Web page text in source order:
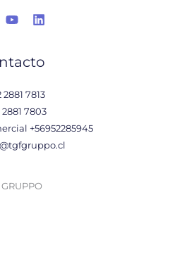
2881 7813
2881 7803
+56952285945
GRUPPO